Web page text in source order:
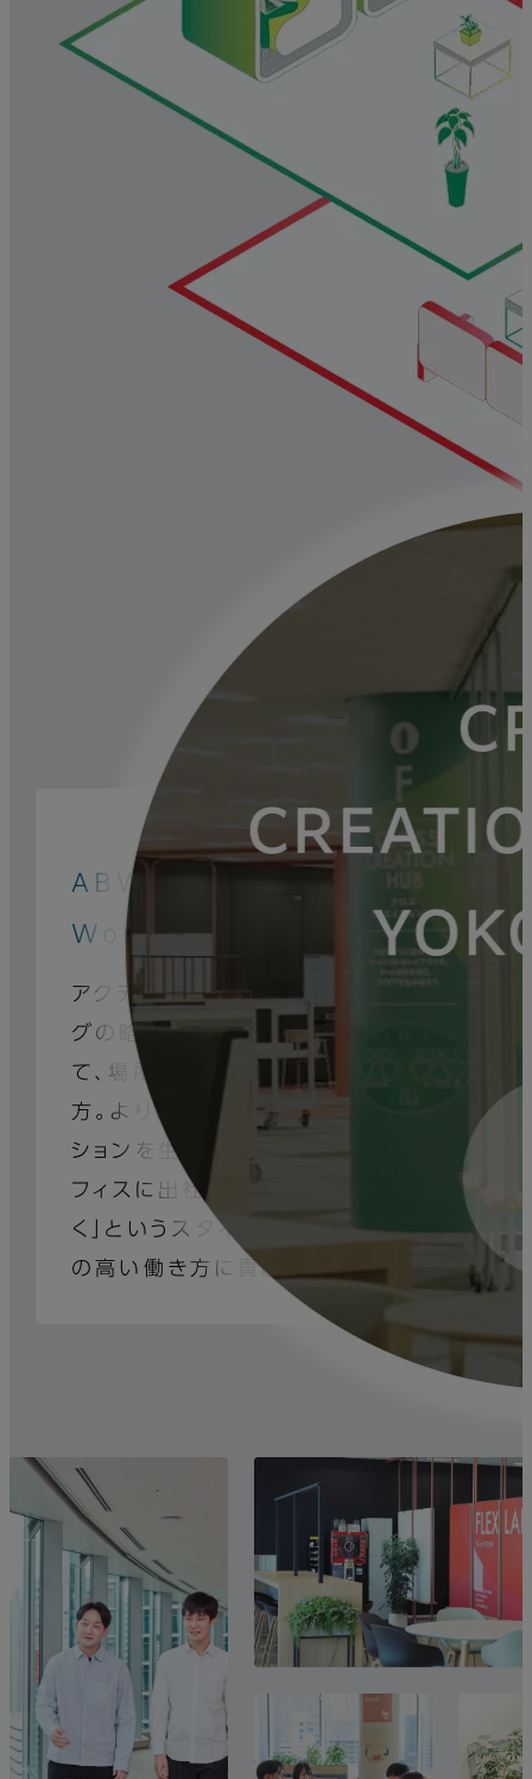
ABW（Activity Based
Working）
アクティビティ･ベースド･ワーキン
グの略で、業務内容や気分に合わせ
て、場所を自由に選択するという働き
方。よりコラボレーションやイノベー
ションを生み出すために、従来の「オ
フィスに出社し、決められた席で働
く」というスタイルに変わり、自由度
の高い働き方に貢献します。